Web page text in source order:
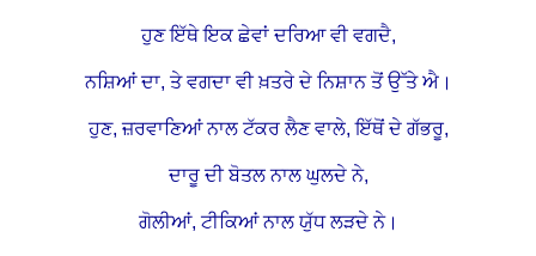
ਹੁਣ ਇੱਥੇ ਇਕ ਛੇਵਾਂ ਦਰਿਆ ਵੀ ਵਗਦੈ,
ਨਸ਼ਿਆਂ ਦਾ, ਤੇ ਵਗਦਾ ਵੀ ਖ਼ਤਰੇ ਦੇ ਨਿਸ਼ਾਨ ਤੋਂ ਉੱਤੇ ਐ।
ਹੁਣ, ਜ਼ਰਵਾਣਿਆਂ ਨਾਲ ਟੱਕਰ ਲੈਣ ਵਾਲੇ, ਇੱਥੋਂ ਦੇ ਗੱਭਰੂ,
ਦਾਰੂ ਦੀ ਬੋਤਲ ਨਾਲ ਘੁਲਦੇ ਨੇ,
ਗੋਲੀਆਂ, ਟੀਕਿਆਂ ਨਾਲ ਯੁੱਧ ਲੜਦੇ ਨੇ।